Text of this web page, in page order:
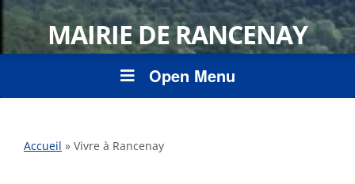
MAIRIE DE RANCENAY
Open Menu
Accueil » Vivre à Rancenay